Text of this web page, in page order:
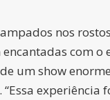
nos
com o
um show